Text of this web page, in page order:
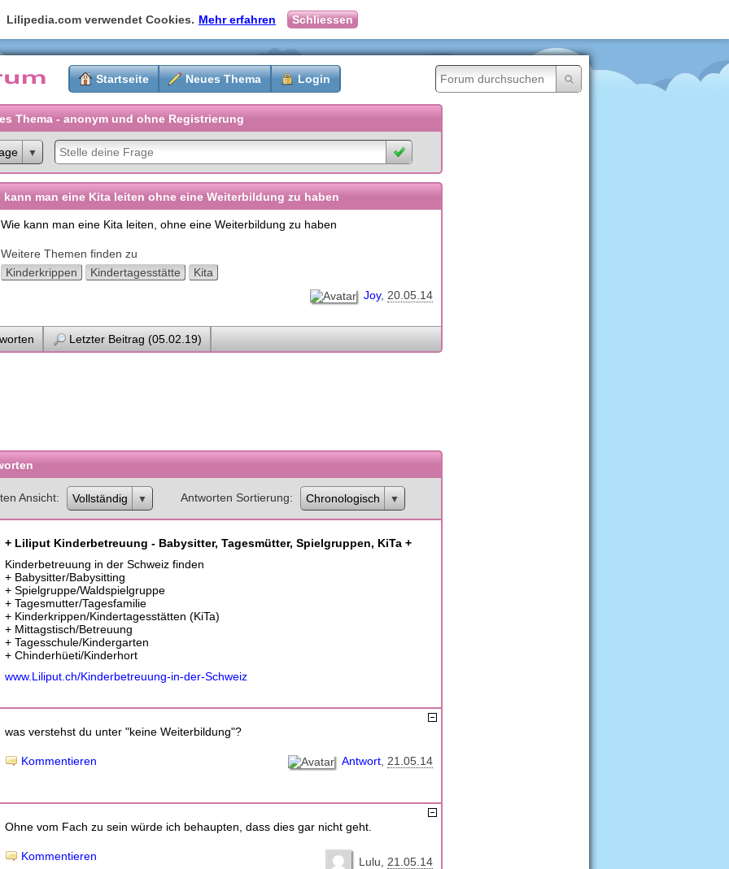
Lilipedia.com verwendet Cookies. Mehr erfahren Schliessen
Startseite Neues Thema Login
Thema - anonym und ohne Registrierung
kann man eine Kita leiten ohne eine Weiterbildung zu haben
Wie kann man eine Kita leiten, ohne eine Weiterbildung zu haben
Weitere Themen finden zu
Kinderkrippen
Kindertagesstätte
Kita
Joy 20.05.14
Letzter Beitrag (05.02.19)
Ansicht Vollständig Antworten Sortierung Chronologisch
+ Liliput Kinderbetreuung - Babysitter, Tagesmütter, Spielgruppen, KiTa +
Kinderbetreuung in der Schweiz finden
+ Babysitter/Babysitting
+ Spielgruppe/Waldspielgruppe
+ Tagesmutter/Tagesfamilie
+ Kinderkrippen/Kindertagesstätten (KiTa)
+ Mittagstisch/Betreuung
+ Tagesschule/Kindergarten
+ Chinderhüeti/Kinderhort
www.Liliput.ch/Kinderbetreuung-in-der-Schweiz
was verstehst du unter "keine Weiterbildung"?
Antwort 21.05.14
Kommentieren
Ohne vom Fach zu sein würde ich behaupten, dass dies gar nicht geht.
Lulu 21.05.14
Kommentieren